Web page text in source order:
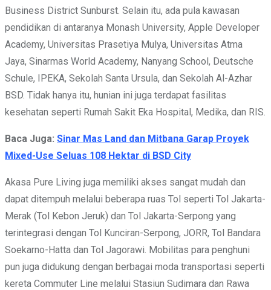
Business District Sunburst. Selain itu, ada pula kawasan
pendidikan di antaranya Monash University, Apple Developer
Academy, Universitas Prasetiya Mulya, Universitas Atma
Jaya, Sinarmas World Academy, Nanyang School, Deutsche
Schule, IPEKA, Sekolah Santa Ursula, dan Sekolah Al-Azhar
BSD. Tidak hanya itu, hunian ini juga terdapat fasilitas
kesehatan seperti Rumah Sakit Eka Hospital, Medika, dan RIS.
Baca Juga: Sinar Mas Land dan Mitbana Garap Proyek
Mixed-Use Seluas 108 Hektar di BSD City
Akasa Pure Living juga memiliki akses sangat mudah dan
dapat ditempuh melalui beberapa ruas Tol seperti Tol Jakarta-
Merak (Tol Kebon Jeruk) dan Tol Jakarta-Serpong yang
terintegrasi dengan Tol Kunciran-Serpong, JORR, Tol Bandara
Soekarno-Hatta dan Tol Jagorawi. Mobilitas para penghuni
pun juga didukung dengan berbagai moda transportasi seperti
kereta Commuter Line melalui Stasiun Sudimara dan Rawa